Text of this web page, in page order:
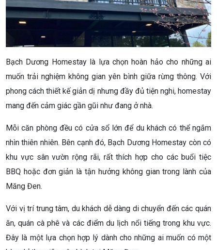
Bạch Dương Homestay là lựa chọn hoàn hảo cho những ai
muốn trải nghiệm không gian yên bình giữa rừng thông. Với
phong cách thiết kế giản dị nhưng đầy đủ tiện nghi, homestay
mang đến cảm giác gần gũi như đang ở nhà.
Mỗi căn phòng đều có cửa sổ lớn để du khách có thể ngắm
nhìn thiên nhiên. Bên cạnh đó, Bạch Dương Homestay còn có
khu vực sân vườn rộng rãi, rất thích hợp cho các buổi tiệc
BBQ hoặc đơn giản là tận hưởng không gian trong lành của
Măng Đen.
Với vị trí trung tâm, du khách dễ dàng di chuyển đến các quán
ăn, quán cà phê và các điểm du lịch nổi tiếng trong khu vực.
Đây là một lựa chọn hợp lý dành cho những ai muốn có một